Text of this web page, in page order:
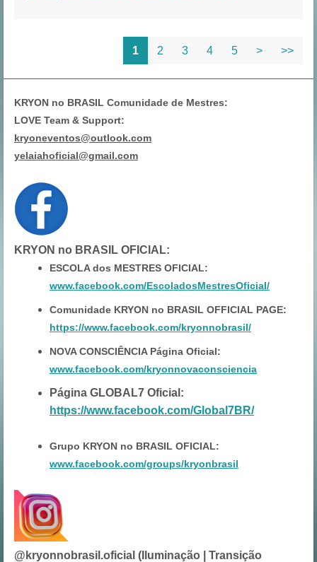
1 2 3 4 5 > >>
KRYON no BRASIL Comunidade de Mestres:
LOVE Team & Support:
kryoneventos@outlook.com
yelaiahoficial@gmail.com
KRYON no BRASIL OFICIAL:
ESCOLA dos MESTRES OFICIAL:
www.facebook.com/EscoladosMestresOficial/
Comunidade KRYON no BRASIL OFFICIAL PAGE:
https://www.facebook.com/kryonnobrasil/
NOVA CONSCIÊNCIA Página Oficial:
www.facebook.com/kryonnovaconsciencia
Página GLOBAL7 Oficial:
https://www.facebook.com/Global7BR/
Grupo KRYON no BRASIL OFICIAL:
www.facebook.com/groups/kryonbrasil
@kryonnobrasil.oficial (Iluminação | Transição